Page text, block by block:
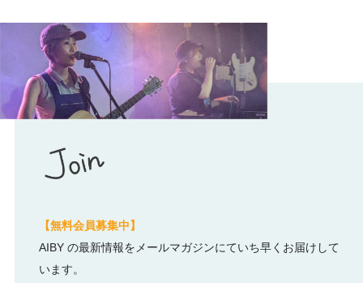
【無料会員募集中】
AIBY の最新情報をメールマガジンにていち早くお届けして
います。